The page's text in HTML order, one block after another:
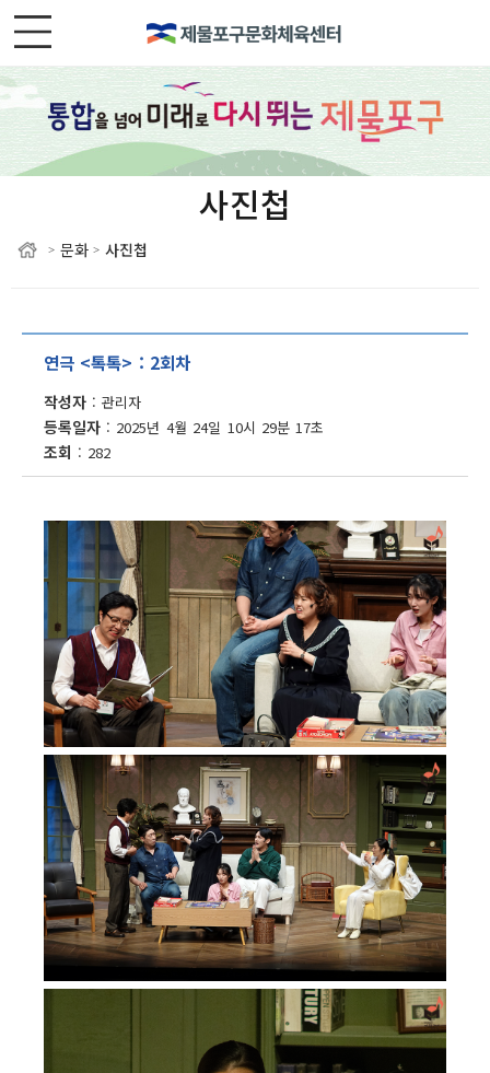
사진첩
> 문화 > 사진첩
연극 <톡톡> : 2회차
작성자 관리자
등록일자 2025년 4월 24일 10시 29분 17초
조회 282